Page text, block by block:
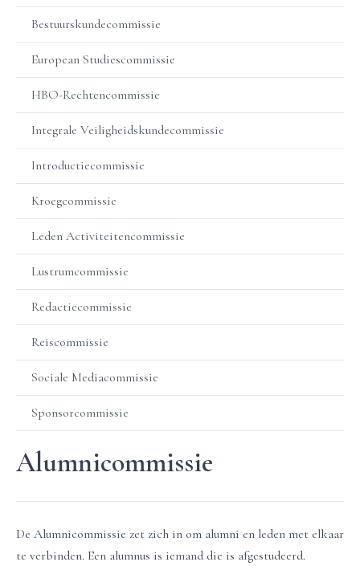
Bestuurskundecommissie
European Studiescommissie
HBO-Rechtencommissie
Integrale Veiligheidskundecommissie
Introductiecommissie
Kroegcommissie
Leden Activiteitencommissie
Lustrumcommissie
Redactiecommissie
Reiscommissie
Sociale Mediacommissie
Sponsorcommissie
Alumnicommissie
De Alumnicommissie zet zich in om alumni en leden met elkaar
te verbinden. Een alumnus is iemand die is afgestudeerd.